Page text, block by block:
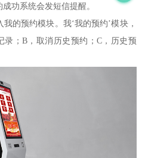
功系统会发短信提醒。
的预约模块。我‘我的预约’模块，
录；B，取消历史预约；C，历史预